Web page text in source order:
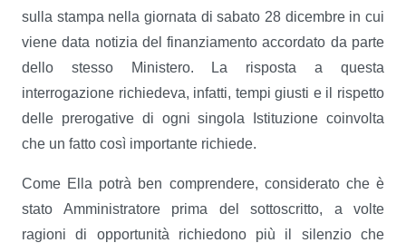
sulla stampa nella giornata di sabato 28 dicembre in cui
viene data notizia del finanziamento accordato da parte
dello stesso Ministero. La risposta a questa
interrogazione richiedeva, infatti, tempi giusti e il rispetto
delle prerogative di ogni singola Istituzione coinvolta
che un fatto così importante richiede.
Come Ella potrà ben comprendere, considerato che è
stato Amministratore prima del sottoscritto, a volte
ragioni di opportunità richiedono più il silenzio che